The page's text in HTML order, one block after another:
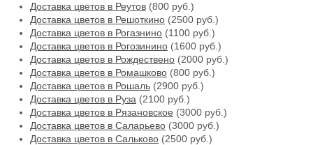
Доставка цветов в Реутов (800 руб.)
Доставка цветов в Решоткино (2500 руб.)
Доставка цветов в Рогазнино (1100 руб.)
Доставка цветов в Рогозинино (1600 руб.)
Доставка цветов в Рождествено (2000 руб.)
Доставка цветов в Ромашково (800 руб.)
Доставка цветов в Рошаль (2900 руб.)
Доставка цветов в Руза (2100 руб.)
Доставка цветов в Рязановское (3000 руб.)
Доставка цветов в Саларьево (3000 руб.)
Доставка цветов в Сальково (2500 руб.)